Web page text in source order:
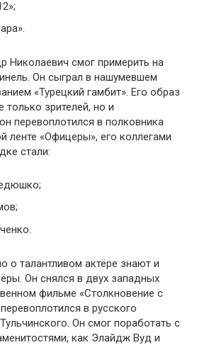
Николаевич смог примерить на
Он сыграл в нашумевшем
«Турецкий гамбит». Его образ
только зрителей, но и
перевоплотился в полковника
ленте «Офицеры», его коллегами
стали:
о талантливом актёре знают и
Он снялся в двух западных
фильме «Столкновение с
в русского
Он смог поработать с
как Элайдж Вуд и